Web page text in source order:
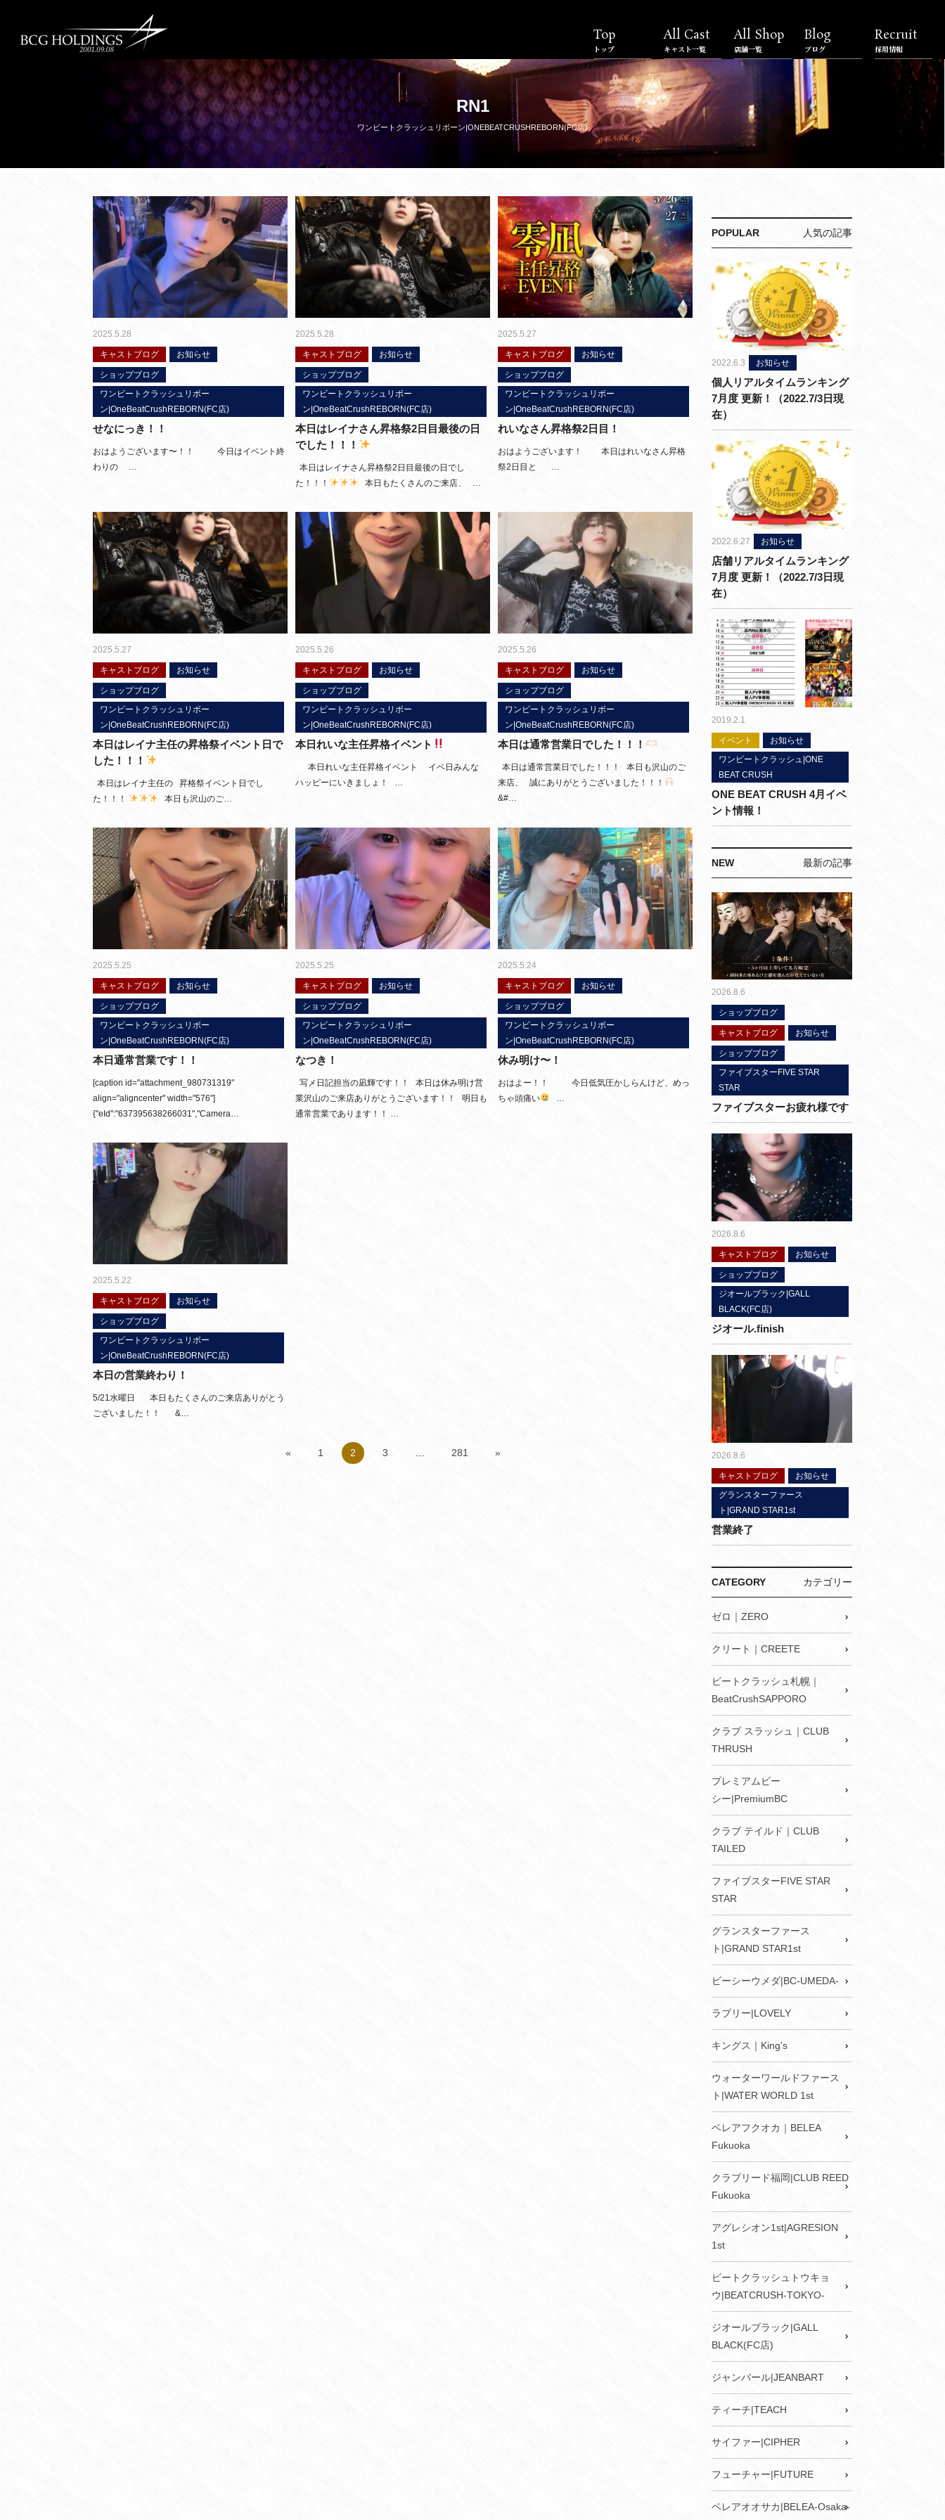
Top
トップ
All Cast
キャスト一覧
All Shop
店舗一覧
Blog
ブログ
Recruit
採用情報
RN1
ワンビートクラッシュリボーン|ONEBEATCRUSHREBORN(FC店)
2025.5.28
キャストブログ お知らせ
ショップブログ
ワンビートクラッシュリボー
ン|OneBeatCrushREBORN(FC店)
せなにっき！！
おはようございます〜！！ 今日はイベント終
わりの …
2025.5.28
キャストブログ お知らせ
ショップブログ
ワンビートクラッシュリボー
ン|OneBeatCrushREBORN(FC店)
本日はレイナさん昇格祭2日目最後の日
でした！！！
本日はレイナさん昇格祭2日目最後の日でし
た！！！
本日もたくさんのご来店、 …
2025.5.27
キャストブログ お知らせ
ショップブログ
ワンビートクラッシュリボー
ン|OneBeatCrushREBORN(FC店)
れいなさん昇格祭2日目！
おはようございます！ 本日はれいなさん昇格
祭2日目と …
2025.5.27
キャストブログ お知らせ
ショップブログ
ワンビートクラッシュリボー
ン|OneBeatCrushREBORN(FC店)
本日はレイナ主任の昇格祭イベント日で
した！！！
本日はレイナ主任の 昇格祭イベント日でし
た！！！
本日も沢山のご…
2025.5.26
キャストブログ お知らせ
ショップブログ
ワンビートクラッシュリボー
ン|OneBeatCrushREBORN(FC店)
本日れいな主任昇格イベント
本日れいな主任昇格イベント イベ日みんな
ハッピーにいきましょ！ …
2025.5.26
キャストブログ お知らせ
ショップブログ
ワンビートクラッシュリボー
ン|OneBeatCrushREBORN(FC店)
本日は通常営業日でした！！！
本日は通常営業日でした！！！ 本日も沢山のご
来店、 誠にありがとうございました！！！
&#…
2025.5.25
キャストブログ お知らせ
ショップブログ
ワンビートクラッシュリボー
ン|OneBeatCrushREBORN(FC店)
本日通常営業です！！
[caption id="attachment_980731319"
align="aligncenter" width="576"]
{"eId":"637395638266031","Camera…
2025.5.25
キャストブログ お知らせ
ショップブログ
ワンビートクラッシュリボー
ン|OneBeatCrushREBORN(FC店)
なつき！
写メ日記担当の凪輝です！！ 本日は休み明け営
業沢山のご来店ありがとうございます！！ 明日も
通常営業であります！！ …
2025.5.24
キャストブログ お知らせ
ショップブログ
ワンビートクラッシュリボー
ン|OneBeatCrushREBORN(FC店)
休み明け〜！
おはよー！！ 今日低気圧かしらんけど、めっ
ちゃ頭痛い
2025.5.22
キャストブログ お知らせ
ショップブログ
ワンビートクラッシュリボー
ン|OneBeatCrushREBORN(FC店)
本日の営業終わり！
5/21水曜日 本日もたくさんのご来店ありがとう
ございました！！ &…
« 1 2 3 281 »
POPULAR 人気の記事
2022.6.3 お知らせ
個人リアルタイムランキング
7月度 更新！（2022.7/3日現
在）
2022.6.27 お知らせ
店舗リアルタイムランキング
7月度 更新！（2022.7/3日現
在）
2019.2.1
イベント
お知らせ
ワンビートクラッシュ|ONE
BEAT CRUSH
ONE BEAT CRUSH 4月イベ
ント情報！
NEW 最新の記事
2026.8.6
ショップブログ
キャストブログ お知らせ
ショップブログ
ファイブスターFIVE STAR
STAR
ファイブスターお疲れ様です
2026.8.6
キャストブログ お知らせ
ショップブログ
ジオールブラック|GALL
BLACK(FC店)
ジオール.finish
2026.8.6
キャストブログ
お知らせ
グランスターファース
ト|GRAND STAR1st
営業終了
CATEGORY カテゴリー
ゼロ｜ZERO
クリート｜CREETE
ビートクラッシュ札幌｜
BeatCrushSAPPORO
クラブ スラッシュ｜CLUB
THRUSH
プレミアムビー
シー|PremiumBC
クラブ テイルド｜CLUB
TAILED
ファイブスターFIVE STAR
STAR
グランスターファース
ト|GRAND STAR1st
ビーシーウメダ|BC-UMEDA-
ラブリー|LOVELY
キングス｜King's
ウォーターワールドファース
ト|WATER WORLD 1st
ベレアフクオカ｜BELEA
Fukuoka
クラブリード福岡|CLUB REED
Fukuoka
アグレシオン1st|AGRESION
1st
ビートクラッシュトウキョ
ウ|BEATCRUSH-TOKYO-
ジオールブラック|GALL
BLACK(FC店)
ジャンバール|JEANBART
ティーチ|TEACH
サイファー|CIPHER
フューチャー|FUTURE
ベレアオオサカ|BELEA-Osaka-